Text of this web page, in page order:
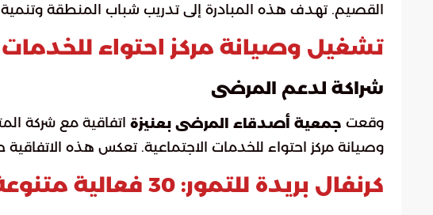
القصيم. تهدف هذه المبادرة إلى تدريب شباب المنطقة وتنمية
تشغيل وصيانة مركز احتواء للخدمات
شراكة لدعم المرضى
وقعت جمعية أصدقاء المرضى بعنيزة اتفاقية مع شركة
وصيانة مركز احتواء للخدمات الاجتماعية. تعكس هذه
كرنفال بريدة للتمور: 30 فعالية متنوعة